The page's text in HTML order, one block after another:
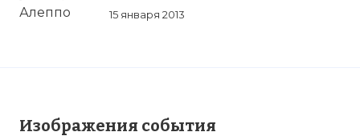
15 января 2013
Изображения события